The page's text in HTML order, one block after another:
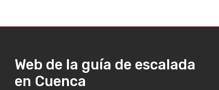
Web de la guía de escalada
en Cuenca